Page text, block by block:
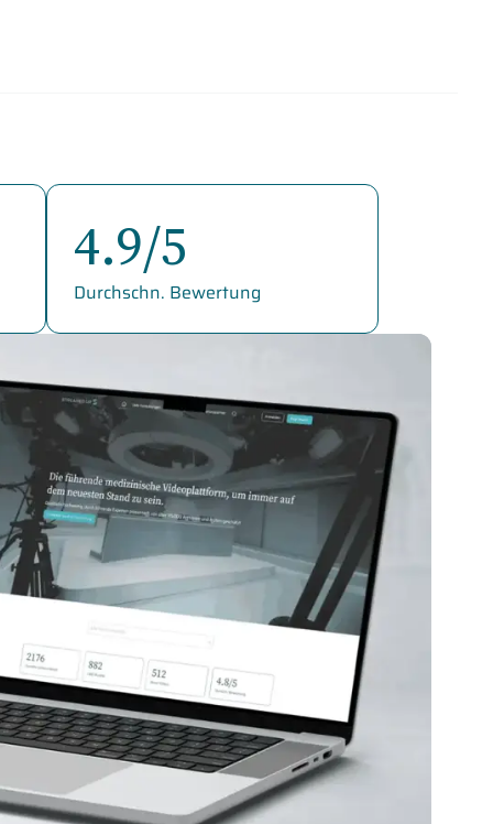
4.9/5
Durchschn. Bewertung